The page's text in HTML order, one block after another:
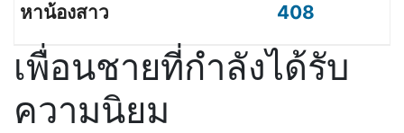
408
เพื่อนชายที่กำลังได้รับ
ความนิยม